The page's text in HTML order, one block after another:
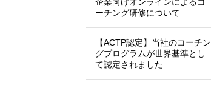
ーチング研修について
【ACTP認定】当社のコーチン
グプログラムが世界基準とし
て認定されました